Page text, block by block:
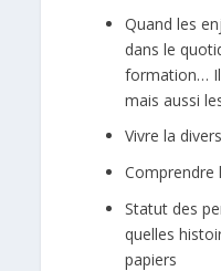
Quand les
dans le
formation…
mais aussi
Vivre la
Comprendre
Statut des
quelles
papiers